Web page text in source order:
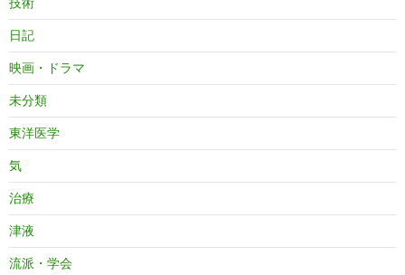
日記
映画・ドラマ
未分類
東洋医学
気
治療
津液
流派・学会